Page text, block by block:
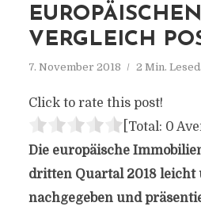
EUROPÄISCHEN
VERGLEICH
7. November 2018 2 Min.
Click to rate this post!
[Total: 0
Die europäische
dritten Quartal 2018 leicht
nachgegeben und